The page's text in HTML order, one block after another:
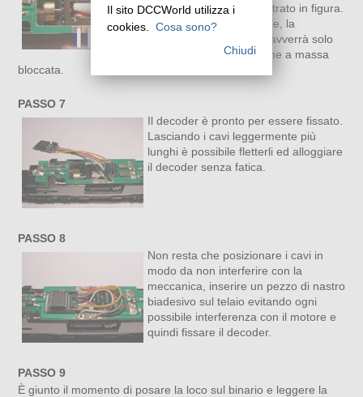
secondo lo schema mostrato in figura.
Essendoci solo 6 piazzole, la
connessione con le luci avverrà solo
secondo la configurazione a massa
bloccata.
PASSO 7
Il decoder è pronto per essere fissato.
Lasciando i cavi leggermente più
lunghi è possibile fletterli ed alloggiare
il decoder senza fatica.
PASSO 8
Non resta che posizionare i cavi in
modo da non interferire con la
meccanica, inserire un pezzo di nastro
biadesivo sul telaio evitando ogni
possibile interferenza con il motore e
quindi fissare il decoder.
PASSO 9
È giunto il momento di posare la loco sul binario e leggere la
Il sito DCCWorld utilizza i
cookies.
Cosa sono?
Chiudi